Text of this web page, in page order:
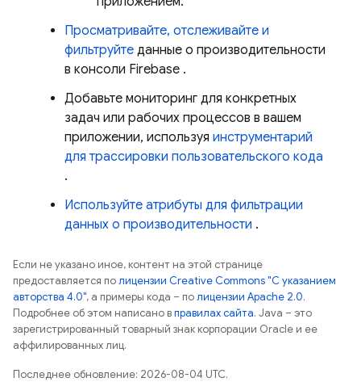
Просматривайте, отслеживайте и
фильтруйте данные о производительности
в консоли Firebase .
Добавьте мониторинг для конкретных
задач или рабочих процессов в вашем
приложении, используя инструментарий
для трассировки пользовательского кода
.
Используйте атрибуты для фильтрации
данных о производительности .
Если не указано иное, контент на этой странице
предоставляется полицензии Creative Commons "С указанием
авторства 4.0", а примеры кода – полицензии Apache 2.0.
Подробнее об этом написано вправилах сайта. Java – это
зарегистрированный товарный знак корпорации Oracle и ее
аффилированных лиц.
Последнее обновление: 2026-08-04 UTC.